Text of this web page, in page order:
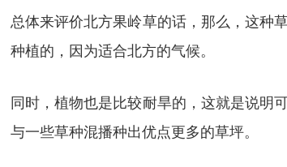
总体来评价北方果岭草的话，那么，这种
种植的，因为适合北方的气候。
同时，植物也是比较耐旱的，这就是说明
与一些草种混播种出优点更多的草坪。